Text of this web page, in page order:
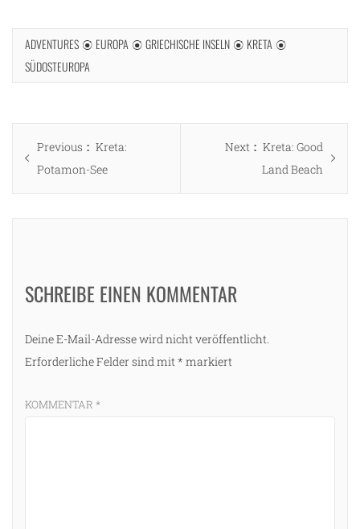
ADVENTURES EUROPA GRIECHISCHE INSELN
KRETA
SÜDOSTEUROPA
Beitragsnavigation
Previous
Previous
post:
Kreta:
Potamon-See
Next
Next
post:
Kreta: Good
Land Beach
SCHREIBE EINEN KOMMENTAR
Deine E-Mail-Adresse wird nicht veröffentlicht.
Erforderliche Felder sind mit * markiert
KOMMENTAR *